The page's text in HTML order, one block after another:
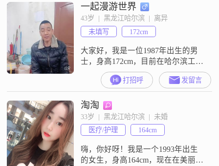
不喜欢与人计较，相信和谐的人际
关系是生活中重要的一部分
##3002##我独立而自信，有自己的
想法和生活方式##3002##我认为，
女性应该有自己的事业
一起漫游世界
43岁  |  黑龙江哈尔滨  |  离异
未填写
172cm
大家好，我是一位1987年出生的男
士，身高172cm，目前在哈尔滨工作
##3002##我的月收入在5001到8000
元之间，虽然学历是高中及以下，
但我一直保持着积极向上的生活态
度##3002##我性格外向，喜欢与人
交流，健谈是我的一大特点
##3002##我觉得与人沟通不仅能增
进了解，还能带来很多乐趣
##3002##我是
打招呼 发留言
淘淘
33岁  |  黑龙江哈尔滨  |  未婚
医疗/护理
164cm
嗨，你好呀！我是一个1993年出生
的女生，身高164cm，现在在美丽的